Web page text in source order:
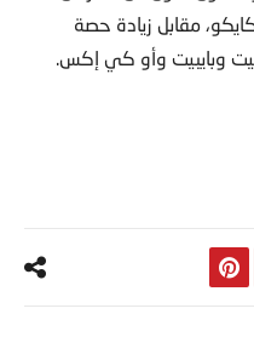
2023، بحسب كايكو، مقابل زيادة حصة
وبايبيت وأو كي إكس.